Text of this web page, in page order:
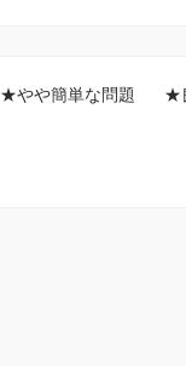
★やや簡単な問題 ★